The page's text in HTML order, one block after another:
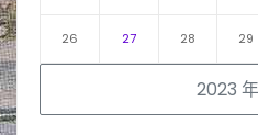
2023
26 27 28 29